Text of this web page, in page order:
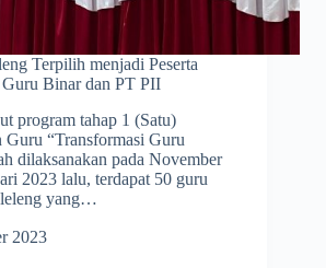
Terpilih menjadi Peserta
Binar dan PT PII
program tahap 1 (Satu)
Guru “Transformasi Guru
dilaksanakan pada November
2023 lalu, terdapat 50 guru
yang…
2023